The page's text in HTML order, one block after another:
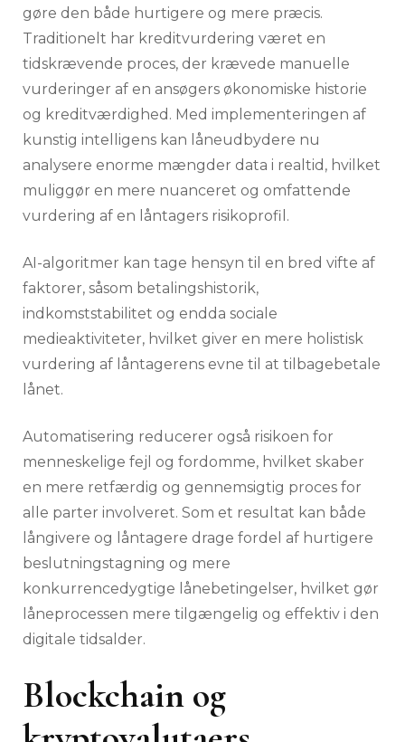
gøre den både hurtigere og mere præcis.
Traditionelt har kreditvurdering været en
tidskrævende proces, der krævede manuelle
vurderinger af en ansøgers økonomiske historie
og kreditværdighed. Med implementeringen af
kunstig intelligens kan låneudbydere nu
analysere enorme mængder data i realtid, hvilket
muliggør en mere nuanceret og omfattende
vurdering af en låntagers risikoprofil.
AI-algoritmer kan tage hensyn til en bred vifte af
faktorer, såsom betalingshistorik,
indkomststabilitet og endda sociale
medieaktiviteter, hvilket giver en mere holistisk
vurdering af låntagerens evne til at tilbagebetale
lånet.
Automatisering reducerer også risikoen for
menneskelige fejl og fordomme, hvilket skaber
en mere retfærdig og gennemsigtig proces for
alle parter involveret. Som et resultat kan både
långivere og låntagere drage fordel af hurtigere
beslutningstagning og mere
konkurrencedygtige lånebetingelser, hvilket gør
låneprocessen mere tilgængelig og effektiv i den
digitale tidsalder.
Blockchain og